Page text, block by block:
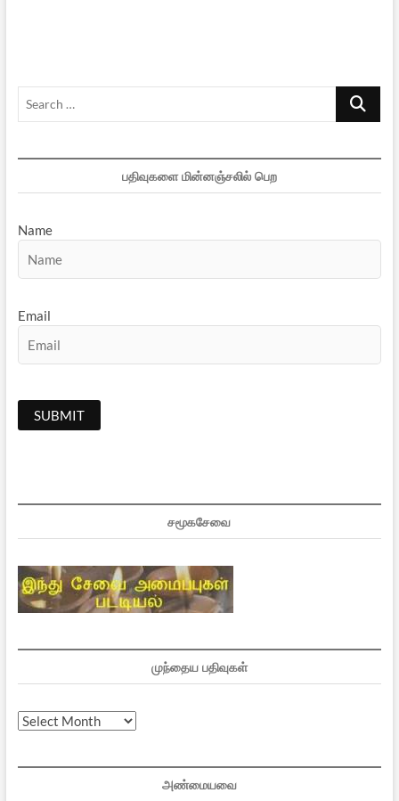
Search
பதிவுகளை மின்னஞ்சலில் பெற
Name
Email
சமூகசேவை
முந்தைய பதிவுகள்
முந்தைய
அண்மையவை